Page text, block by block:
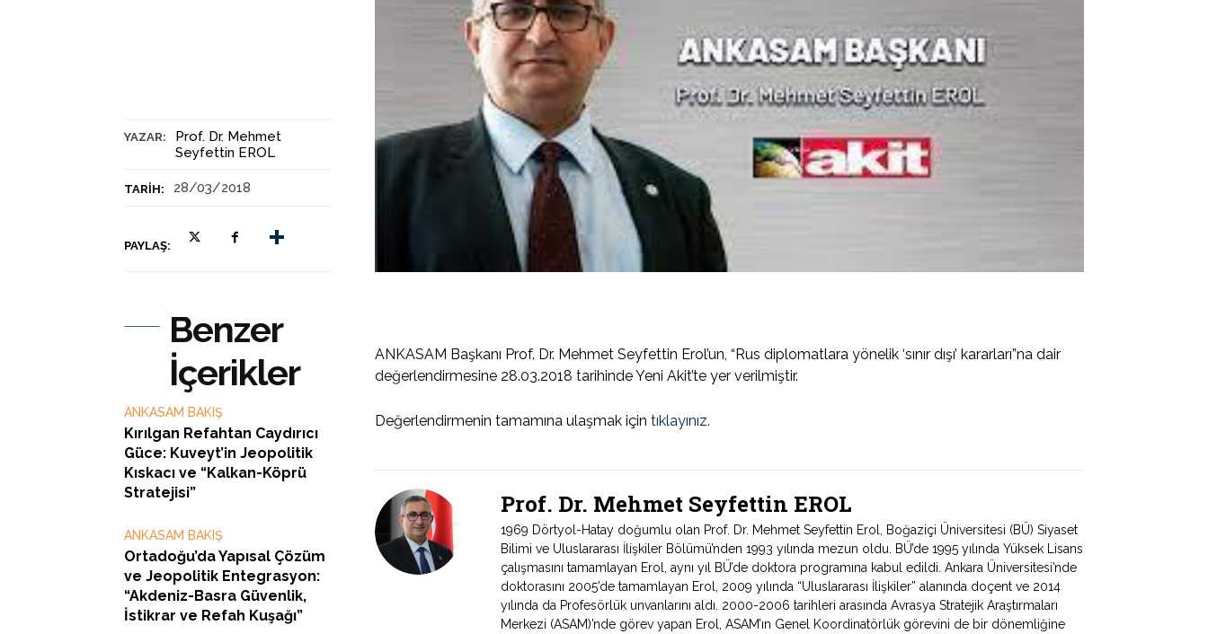
YAZAR:
Prof. Dr. Mehmet
Seyfettin EROL
TARIH: 28/03/2018
PAYLAŞ:
Benzer
İçerikler
ANKASAM BAKIŞ
Kırılgan Refahtan Caydırıcı
Güce: Kuveyt’in Jeopolitik
Kıskacı ve “Kalkan-Köprü
Stratejisi”
ANKASAM BAKIŞ
Ortadoğu’da Yapısal Çözüm
ve Jeopolitik Entegrasyon:
“Akdeniz-Basra Güvenlik,
İstikrar ve Refah Kuşağı”
ANKASAM Başkanı Prof. Dr. Mehmet Seyfettin Erol’un, “Rus diplomatlara yönelik ‘sınır dışı’ kararları”na dair
değerlendirmesine 28.03.2018 tarihinde Yeni Akit’te yer verilmiştir.
Değerlendirmenin tamamına ulaşmak için tıklayınız.
Prof. Dr. Mehmet Seyfettin EROL
1969 Dörtyol-Hatay doğumlu olan Prof. Dr. Mehmet Seyfettin Erol, Boğaziçi Üniversitesi (BÜ) Siyaset
Bilimi ve Uluslararası İlişkiler Bölümü’nden 1993 yılında mezun oldu. BÜ’de 1995 yılında Yüksek Lisans
çalışmasını tamamlayan Erol, aynı yıl BÜ’de doktora programına kabul edildi. Ankara Üniversitesi’nde
doktorasını 2005’de tamamlayan Erol, 2009 yılında “Uluslararası İlişkiler” alanında doçent ve 2014
yılında da Profesörlük unvanlarını aldı. 2000-2006 tarihleri arasında Avrasya Stratejik Araştırmaları
Merkezi (ASAM)’nde görev yapan Erol, ASAM’ın Genel Koordinatörlük görevini de bir dönemliğine